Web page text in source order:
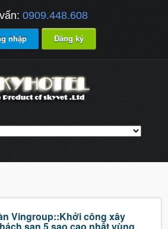
0909.448.608
nhập Đăng ký
Vingroup::Khởi công xây
sạn 5 sao cao nhất vùng